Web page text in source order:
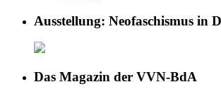
Ausstellung: Neofaschismus in
Das Magazin der VVN-BdA